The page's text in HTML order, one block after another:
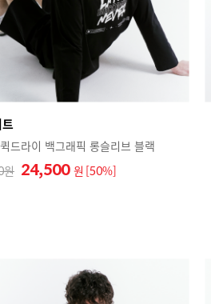
퀵드라이 백그래픽 롱슬리브 블랙
24,500 원 [50%]